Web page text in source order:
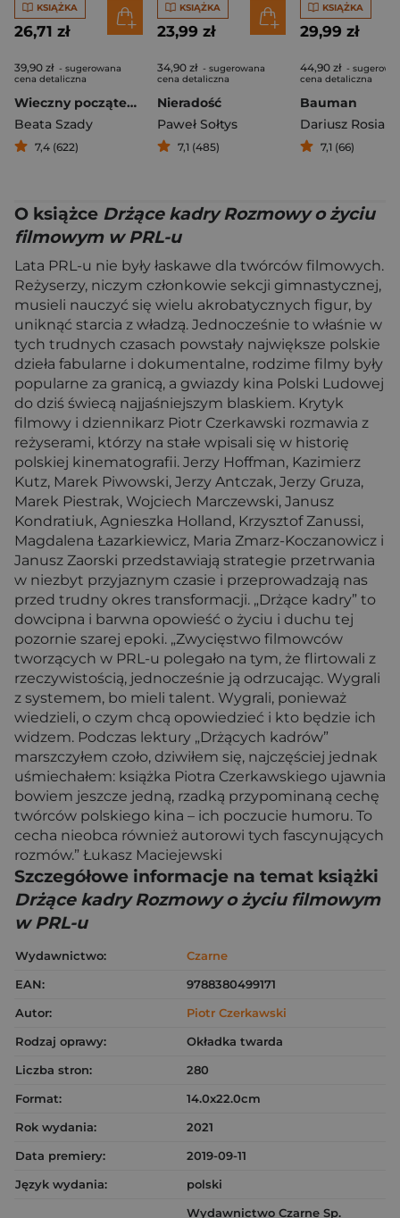
KSIĄŻKA
26,71 zł
39,90 zł - sugerowana
cena detaliczna
Wieczny początek Warmia i Mazury
Beata Szady
7,4 (622)
KSIĄŻKA
23,99 zł
34,90 zł - sugerowana
cena detaliczna
Nieradość
Paweł Sołtys
7,1 (485)
KSIĄŻKA
29,99 zł
44,90 zł -
cena detaliczna
Bauman
Dariusz Rosiak
7,1 (66)
O książce Drżące kadry Rozmowy o życiu
filmowym w PRL-u
Lata PRL-u nie były łaskawe dla twórców filmowych.
Reżyserzy, niczym członkowie sekcji gimnastycznej,
musieli nauczyć się wielu akrobatycznych figur, by
uniknąć starcia z władzą. Jednocześnie to właśnie w
tych trudnych czasach powstały największe polskie
dzieła fabularne i dokumentalne, rodzime filmy były
popularne za granicą, a gwiazdy kina Polski Ludowej
do dziś świecą najjaśniejszym blaskiem. Krytyk
filmowy i dziennikarz Piotr Czerkawski rozmawia z
reżyserami, którzy na stałe wpisali się w historię
polskiej kinematografii. Jerzy Hoffman, Kazimierz
Kutz, Marek Piwowski, Jerzy Antczak, Jerzy Gruza,
Marek Piestrak, Wojciech Marczewski, Janusz
Kondratiuk, Agnieszka Holland, Krzysztof Zanussi,
Magdalena Łazarkiewicz, Maria Zmarz-Koczanowicz i
Janusz Zaorski przedstawiają strategie przetrwania
w niezbyt przyjaznym czasie i przeprowadzają nas
przed trudny okres transformacji. „Drżące kadry” to
dowcipna i barwna opowieść o życiu i duchu tej
pozornie szarej epoki. „Zwycięstwo filmowców
tworzących w PRL-u polegało na tym, że flirtowali z
rzeczywistością, jednocześnie ją odrzucając. Wygrali
z systemem, bo mieli talent. Wygrali, ponieważ
wiedzieli, o czym chcą opowiedzieć i kto będzie ich
widzem. Podczas lektury „Drżących kadrów”
marszczyłem czoło, dziwiłem się, najczęściej jednak
uśmiechałem: książka Piotra Czerkawskiego ujawnia
bowiem jeszcze jedną, rzadką przypominaną cechę
twórców polskiego kina – ich poczucie humoru. To
cecha nieobca również autorowi tych fascynujących
rozmów.” Łukasz Maciejewski
Szczegółowe informacje na temat książki
Drżące kadry Rozmowy o życiu filmowym
w PRL-u
Wydawnictwo:
Czarne
EAN:
9788380499171
Autor:
Piotr Czerkawski
Rodzaj oprawy:
Okładka twarda
Liczba stron:
280
Format:
14.0x22.0cm
Rok wydania:
2021
Data premiery:
2019-09-11
Język wydania:
polski
Wydawnictwo Czarne Sp.